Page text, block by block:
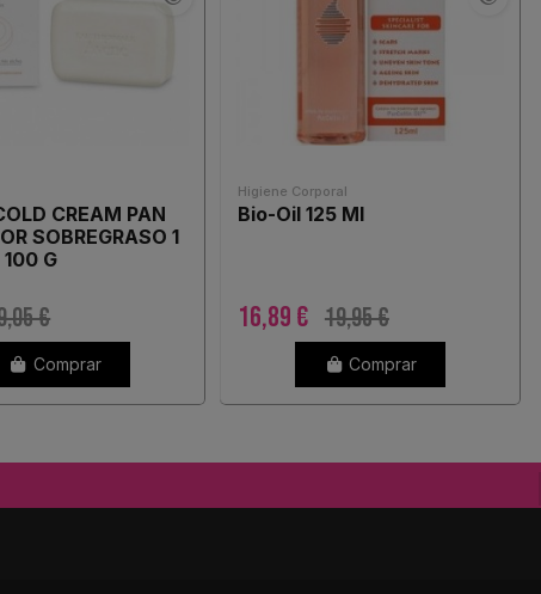
CREAM PAN
SOBREGRASO 1
100 G
€
Comprar
Higiene Corporal
Bio-Oil 125 Ml
16,89 € 19,95 €
Comprar